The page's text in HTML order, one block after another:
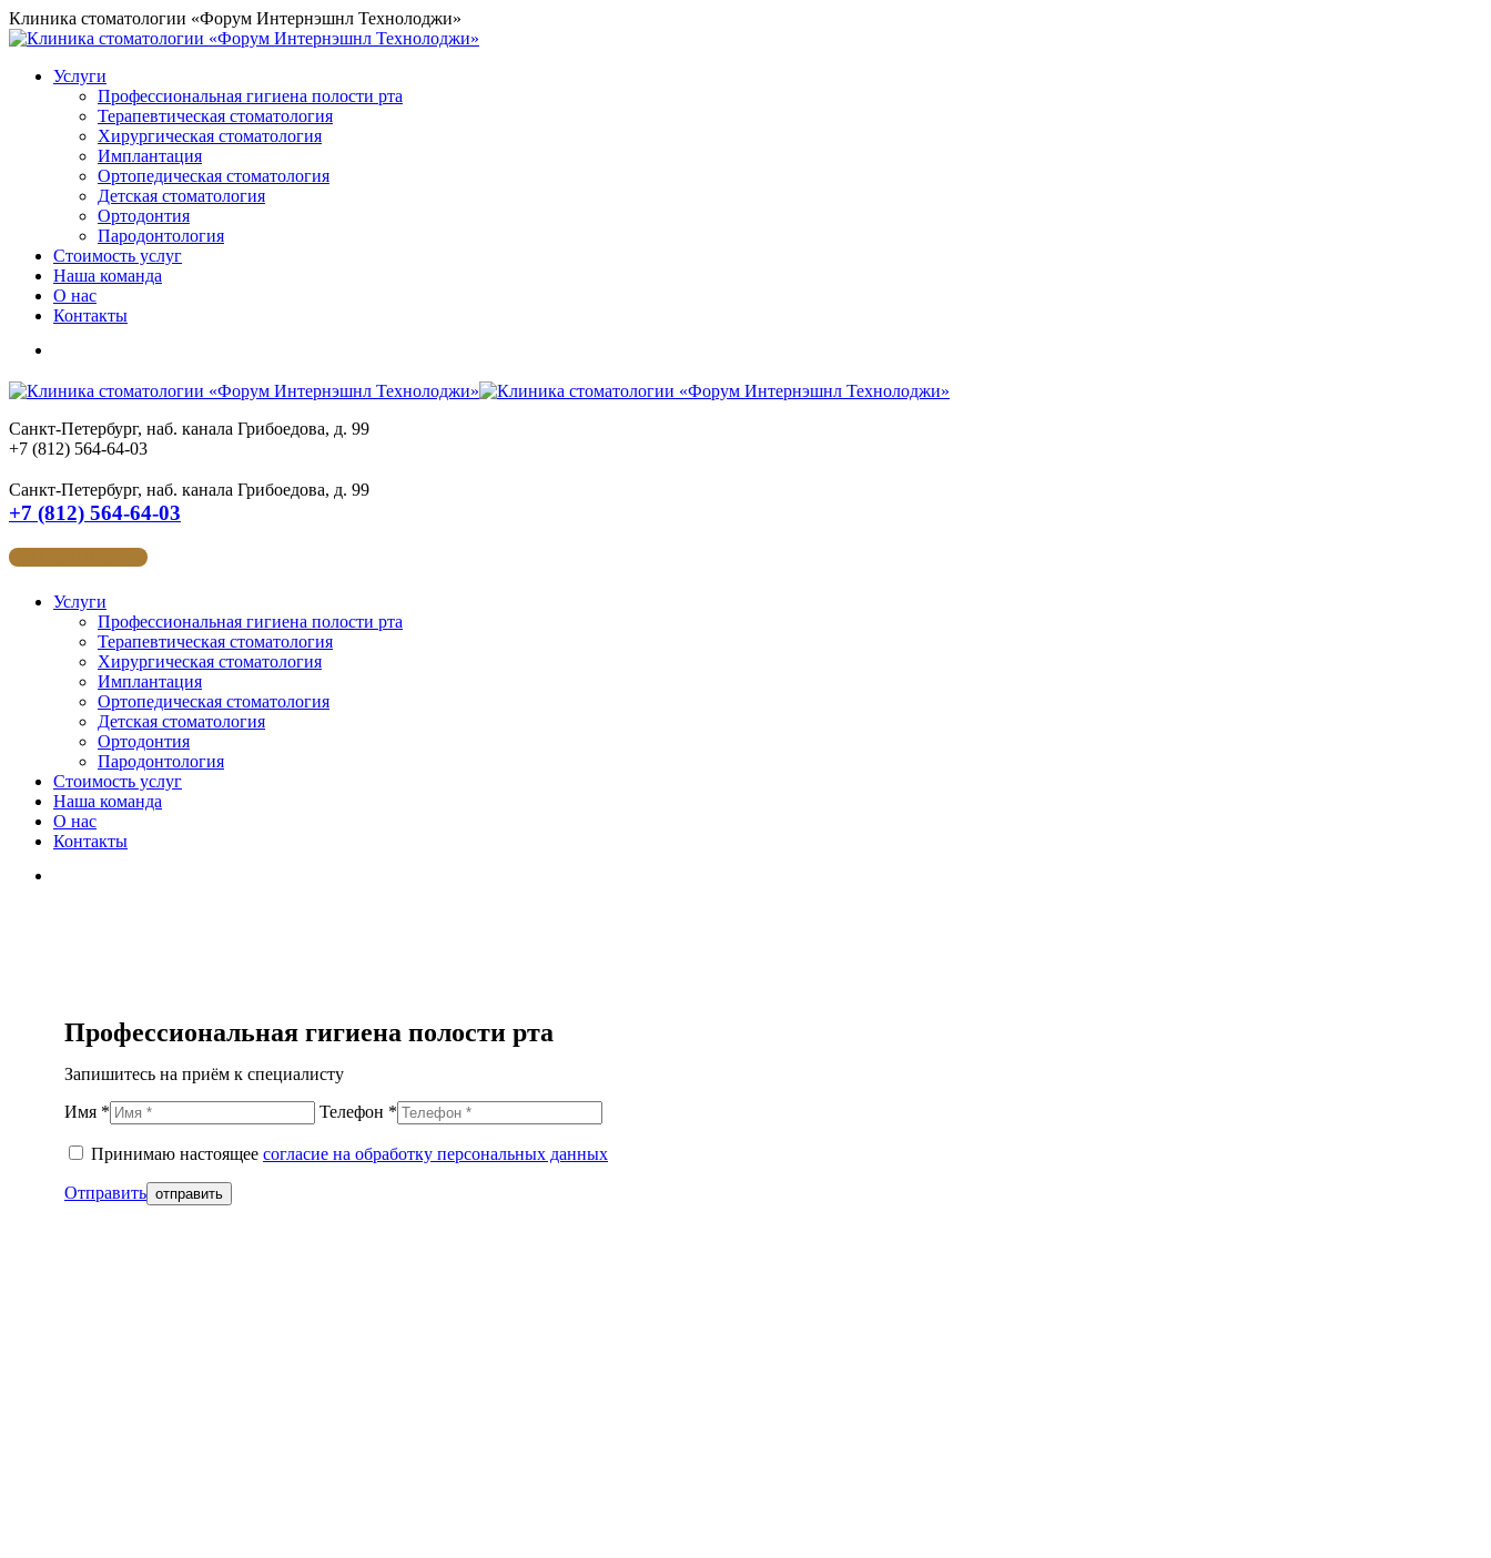
Перейти
к
Клиника стоматологии «Форум Интернэшнл Технолоджи»
Услуги
Профессиональная гигиена полости рта
Терапевтическая стоматология
Хирургическая стоматология
Имплантация
Ортопедическая стоматология
Детская стоматология
Ортодонтия
Пародонтология
Стоимость услуг
Наша команда
О нас
Контакты
Санкт-Петербург, наб. канала Грибоедова, д. 99
+7 (812) 564-64-03
Санкт-Петербург, наб. канала Грибоедова, д. 99
+7 (812) 564-64-03
Услуги
Профессиональная гигиена полости рта
Терапевтическая стоматология
Хирургическая стоматология
Имплантация
Ортопедическая стоматология
Детская стоматология
Ортодонтия
Пародонтология
Стоимость услуг
Наша команда
О нас
Контакты
Профессиональная гигиена полости рта
Запишитесь на приём к специалисту
Имя *
Телефон *
Принимаю настоящее согласие на обработку персональных данных
Отправить